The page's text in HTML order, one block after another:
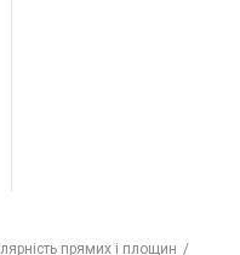
прямих і площин